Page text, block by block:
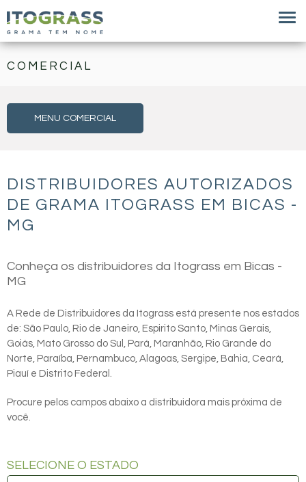
COMERCIAL
MENU COMERCIAL
DISTRIBUIDORES AUTORIZADOS
DE GRAMA ITOGRASS EM BICAS -
MG
Conheça os distribuidores da Itograss em Bicas -
MG
A Rede de Distribuidores da Itograss está presente nos estados
de: São Paulo, Rio de Janeiro, Espirito Santo, Minas Gerais,
Goiás, Mato Grosso do Sul, Pará, Maranhão, Rio Grande do
Norte, Paraíba, Pernambuco, Alagoas, Sergipe, Bahia, Ceará,
Piauí e Distrito Federal.
Procure pelos campos abaixo a distribuidora mais próxima de
você.
SELECIONE O ESTADO